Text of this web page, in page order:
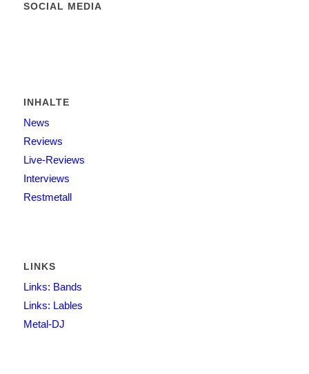
SOCIAL MEDIA
INHALTE
News
Reviews
Live-Reviews
Interviews
Restmetall
LINKS
Links: Bands
Links: Lables
Metal-DJ